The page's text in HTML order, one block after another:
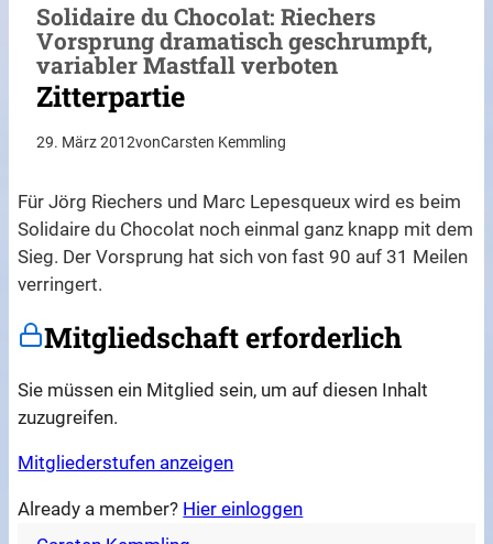
Solidaire du Chocolat: Riechers
Vorsprung dramatisch geschrumpft,
variabler Mastfall verboten
Zitterpartie
29. März 2012vonCarsten Kemmling
Für Jörg Riechers und Marc Lepesqueux wird es beim
Solidaire du Chocolat noch einmal ganz knapp mit dem
Sieg. Der Vorsprung hat sich von fast 90 auf 31 Meilen
verringert.
Mitgliedschaft erforderlich
Sie müssen ein Mitglied sein, um auf diesen Inhalt
zuzugreifen.
Mitgliederstufen anzeigen
Already a member? Hier einloggen